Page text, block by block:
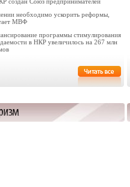
необходимо ускорить реформы,
МВФ
программы стимулирования
в НКР увеличилось на 267 млн